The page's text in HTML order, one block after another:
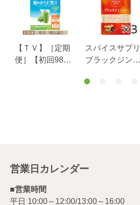
【ＴＶ】［定期
便］【初回980
スパイスサプリ
ブラックジンジ
肪・食後血糖値
営業日カレンダー
■営業時間